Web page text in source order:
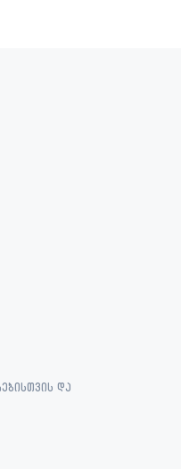
და